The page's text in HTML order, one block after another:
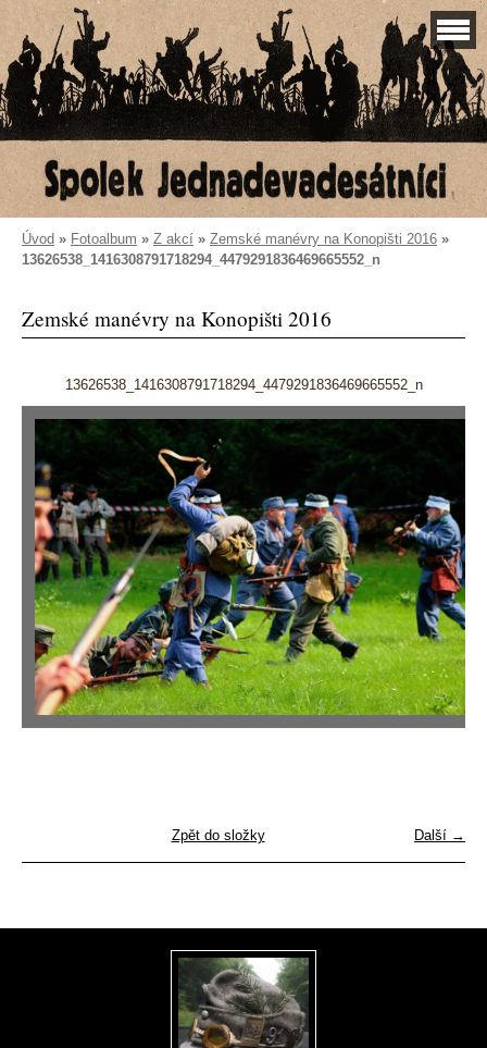
Úvod » Fotoalbum » Z akcí » Zemské manévry na Konopišti 2016 »
13626538_1416308791718294_4479291836469665552_n
Zemské manévry na Konopišti 2016
13626538_1416308791718294_4479291836469665552_n
Další →
Zpět do složky